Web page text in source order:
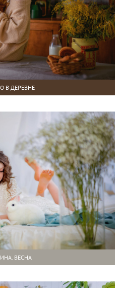
В ДЕРЕВНЕ
ВЕСНА